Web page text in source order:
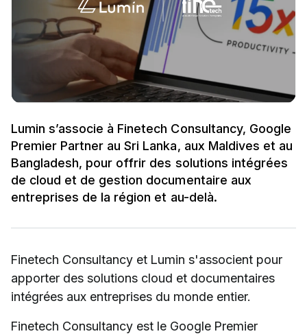
Lumin s’associe à Finetech Consultancy, Google
Premier Partner au Sri Lanka, aux Maldives et au
Bangladesh, pour offrir des solutions intégrées
de cloud et de gestion documentaire aux
entreprises de la région et au-delà.
Finetech Consultancy et Lumin s'associent pour
apporter des solutions cloud et documentaires
intégrées aux entreprises du monde entier.
Finetech Consultancy est le Google Premier